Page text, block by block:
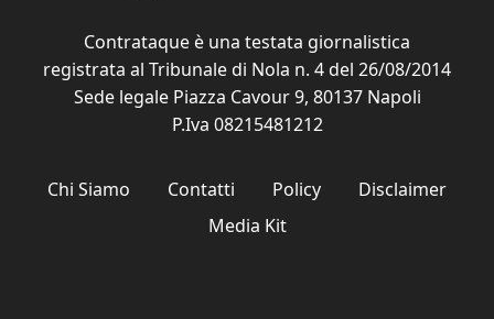
Contrataque è una testata giornalistica
registrata al Tribunale di Nola n. 4 del 26/08/2014
Sede legale Piazza Cavour 9, 80137 Napoli
P.Iva 08215481212
Chi Siamo Contatti Policy
Disclaimer
Media Kit